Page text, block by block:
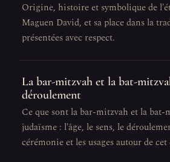
Origine, histoire et symbolique de
Maguen David, et sa place dans la
présentées avec respect.
La bar-mitzvah et la bat-
déroulement
Ce que sont la bar-mitzvah et la bat-
judaïsme : l'âge, le sens, le
cérémonie et les usages autour de